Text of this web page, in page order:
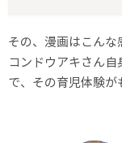
その、漫画はこんな
コンドウアキさん
で、その育児体験が